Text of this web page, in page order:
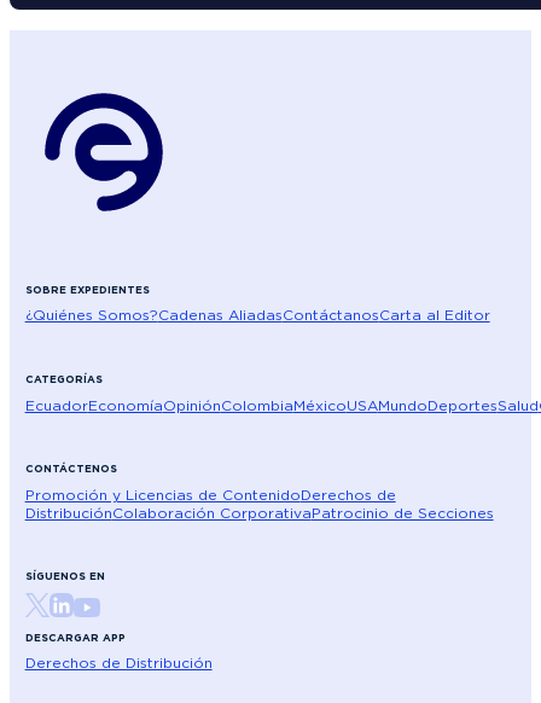
SOBRE EXPEDIENTES
¿Quiénes Somos?Cadenas AliadasContáctanosCarta al Editor
CATEGORÍAS
EcuadorEconomíaOpiniónColombiaMéxicoUSAMundoDeportesSalud
CONTÁCTENOS
Promoción y Licencias de ContenidoDerechos de
DistribuciónColaboración CorporativaPatrocinio de Secciones
SÍGUENOS EN
DESCARGAR APP
Derechos de Distribución